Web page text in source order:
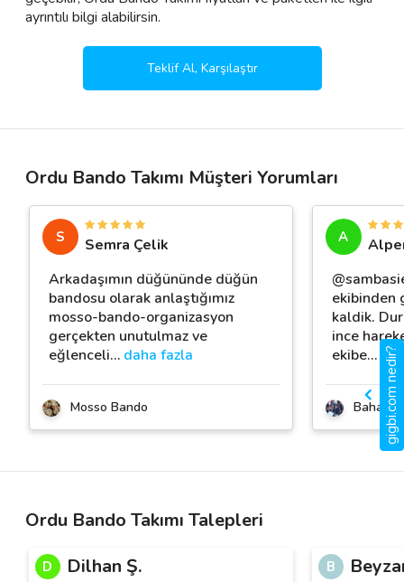
ayrıntılı bilgi alabilirsin.
Teklif Al, Karşılaştır
Ordu Bando Takımı Müşteri Yorumları
S
Semra Çelik
Arkadaşımın düğününde düğün
bandosu olarak anlaştığımız
mosso-bando-organizasyon
gerçekten unutulmaz ve
eğlenceli… daha fazla
Mosso Bando
A
ekibinden
kaldik.
ince
ekibe…
Bahadır
Ordu Bando Takımı Talepleri
D Dilhan Ş. B
gigbi.com nedir?